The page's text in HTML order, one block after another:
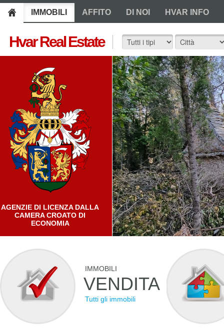
IMMOBILI AFFITO DI NOI HVAR INFO
Hvar Real Estate
AGENZIE DI LICENZA DALLA
CAMERA CROATO DI
ECONOMIA
IMMOBILI
VENDITA
Tutti gli immobili